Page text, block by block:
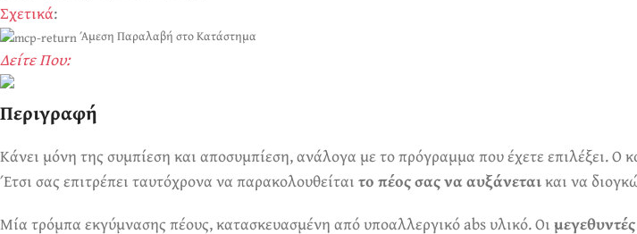
Σχετικά:
Άμεση Παραλαβή στο Κατάστημα
Δείτε Που:
Ερωτικά Παιχνίδια
Πάντα! Black Friday!
Περιγραφή
Κάνει μόνη της συμπίεση και αποσυμπίεση, ανάλογα με το πρόγραμμα που έχετε επιλέξει.
Έτσι σας επιτρέπει ταυτόχρονα να παρακολουθείταιτο πέος σας να αυξάνεταικαι να
Μία τρόμπα εκγύμνασης πέους, κατασκευασμένη από υποαλλεργικό abs υλικό. Οι